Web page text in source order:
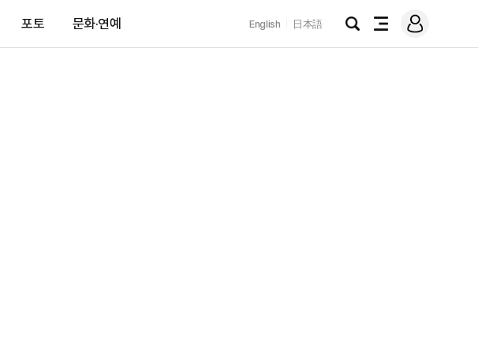
포토 문화·연예 English 日本語
검
전
메
그